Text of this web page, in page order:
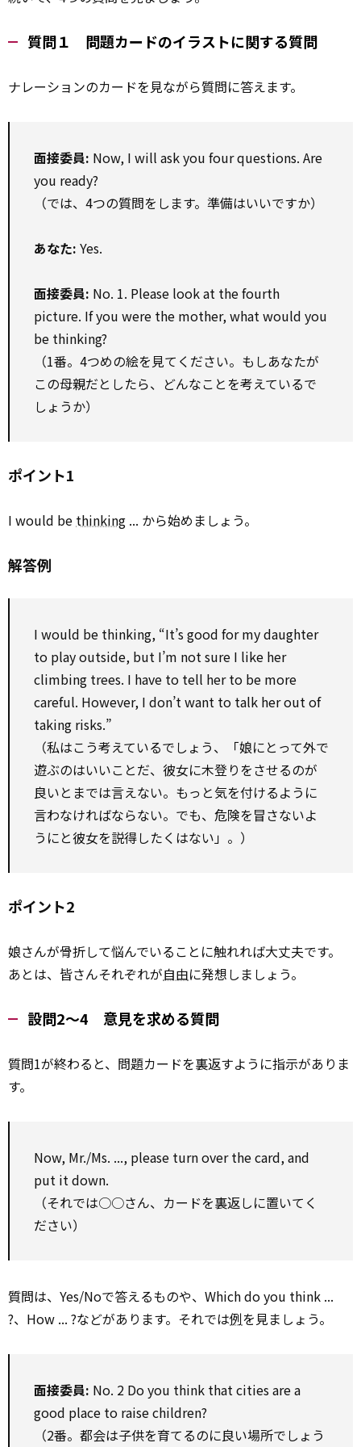
質問１ 問題カードのイラストに関する質問
ナレーションのカードを見ながら質問に答えます。
面接委員: Now, I will ask you four questions. Are
you ready?
（では、4つの質問をします。準備はいいですか）
あなた: Yes.
面接委員: No. 1. Please look at the fourth
picture. If you were the mother, what would you
be thinking?
（1番。4つめの絵を見てください。もしあなたが
この母親だとしたら、どんなことを考えているで
しょうか）
ポイント1
I would be thinking ... から始めましょう。
解答例
I would be thinking, “It’s good for my daughter
to play outside, but I’m not sure I like her
climbing trees. I have to tell her to be more
careful. However, I don’t want to talk her out of
taking risks.”
（私はこう考えているでしょう、「娘にとって外で
遊ぶのはいいことだ、彼女に木登りをさせるのが
良いとまでは言えない。もっと気を付けるように
言わなければならない。でも、危険を冒さないよ
うにと彼女を説得したくはない」。）
ポイント2
娘さんが骨折して悩んでいることに触れれば大丈夫です。
あとは、皆さんそれぞれが自由に発想しましょう。
設問2～4 意見を求める質問
質問1が終わると、問題カードを裏返すように指示がありま
す。
Now, Mr./Ms. ..., please turn over the card, and
put it down.
（それでは○○さん、カードを裏返しに置いてく
ださい）
質問は、Yes/Noで答えるものや、Which do you think ...
?、How ... ?などがあります。それでは例を見ましょう。
面接委員: No. 2 Do you think that cities are a
good place to raise children?
（2番。都会は子供を育てるのに良い場所でしょう